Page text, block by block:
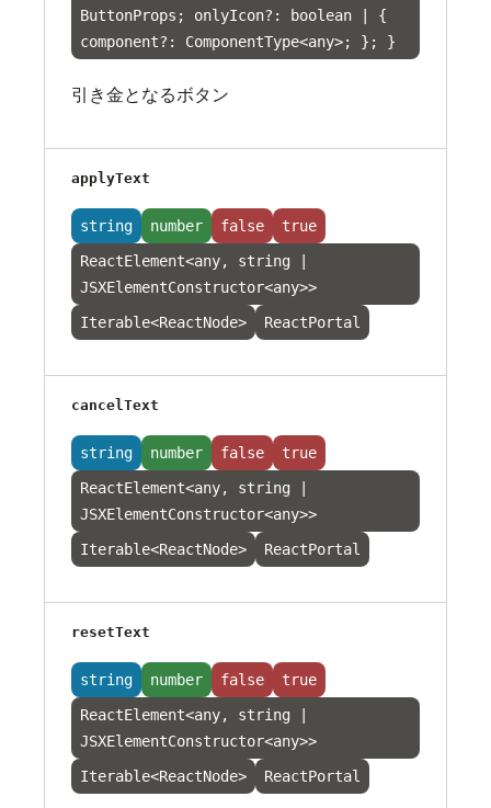
ButtonProps; onlyIcon?: boolean | {
component?: ComponentType<any>; }; }
引き金となるボタン
applyText
string number false
true
ReactElement<any, string |
JSXElementConstructor<any>>
Iterable<ReactNode>
ReactPortal
cancelText
string number false
true
ReactElement<any, string |
JSXElementConstructor<any>>
Iterable<ReactNode>
ReactPortal
resetText
string number false
true
ReactElement<any, string |
JSXElementConstructor<any>>
Iterable<ReactNode>
ReactPortal